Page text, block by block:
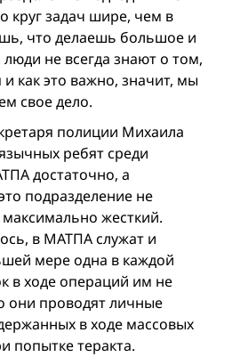
круг задач шире, чем в
что делаешь большое и
не всегда знают о том,
как это важно, значит, мы
свое дело.
полиции Михаила
ребят среди
достаточно, а
подразделение не
жесткий.
в МАТПА служат и
мере одна в каждой
в ходе операций им не
они проводят личные
в ходе массовых
попытке теракта.